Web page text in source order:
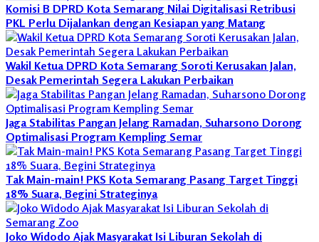
Komisi B DPRD Kota Semarang Nilai Digitalisasi Retribusi
PKL Perlu Dijalankan dengan Kesiapan yang Matang
Wakil Ketua DPRD Kota Semarang Soroti Kerusakan Jalan,
Desak Pemerintah Segera Lakukan Perbaikan
Jaga Stabilitas Pangan Jelang Ramadan, Suharsono Dorong
Optimalisasi Program Kempling Semar
Tak Main-main! PKS Kota Semarang Pasang Target Tinggi
18% Suara, Begini Strateginya
Joko Widodo Ajak Masyarakat Isi Liburan Sekolah di